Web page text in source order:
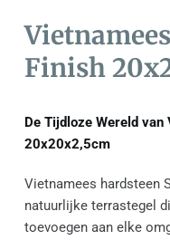
Finish
De Tijdloze Wereld
20x20x2,5cm
Vietnamees hardsteen
natuurlijke terrastegel
toevoegen aan elke